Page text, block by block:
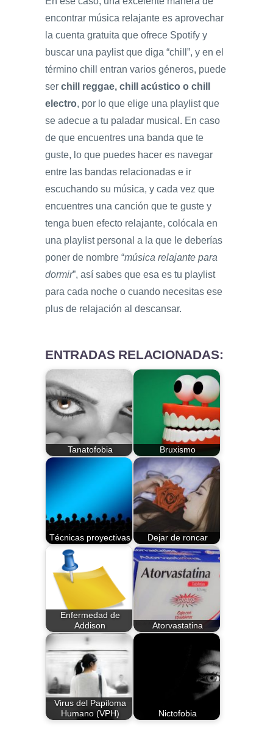
encontrar música relajante es aprovechar
la cuenta gratuita que ofrece Spotify y
buscar una paylist que diga “chill”, y en el
término chill entran varios géneros, puede
ser chill reggae, chill acústico o chill
electro, por lo que elige una playlist que
se adecue a tu paladar musical. En caso
de que encuentres una banda que te
guste, lo que puedes hacer es navegar
entre las bandas relacionadas e ir
escuchando su música, y cada vez que
encuentres una canción que te guste y
tenga buen efecto relajante, colócala en
una playlist personal a la que le deberías
poner de nombre “música relajante para
dormir”, así sabes que esa es tu playlist
para cada noche o cuando necesitas ese
plus de relajación al descansar.
ENTRADAS RELACIONADAS:
Tanatofobia Bruxismo
Técnicas proyectivas Dejar de roncar
Enfermedad de
Addison
Atorvastatina
Virus del Papiloma
Humano (VPH)
Nictofobia